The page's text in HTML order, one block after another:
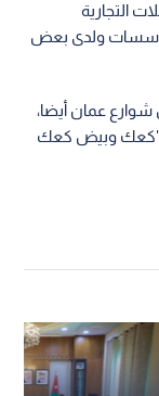
التجارية
ولدى بعض
عمان أيضا،
"كعك وبيض كعك